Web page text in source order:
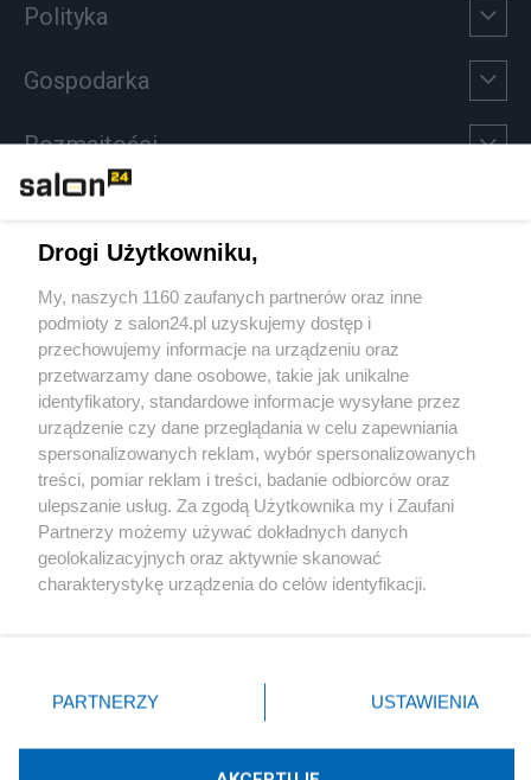
Polityka
Gospodarka
Rozmaitości
Sport
Społeczeństwo
Kultura
X Facebook Instagram Youtube
Drogi Użytkowniku,
My, naszych 1160 zaufanych partnerów oraz inne
podmioty z salon24.pl uzyskujemy dostęp i
przechowujemy informacje na urządzeniu oraz
przetwarzamy dane osobowe, takie jak unikalne
identyfikatory, standardowe informacje wysyłane przez
urządzenie czy dane przeglądania w celu zapewniania
spersonalizowanych reklam, wybór spersonalizowanych
treści, pomiar reklam i treści, badanie odbiorców oraz
ulepszanie usług. Za zgodą Użytkownika my i Zaufani
Partnerzy możemy używać dokładnych danych
geolokalizacyjnych oraz aktywnie skanować
charakterystykę urządzenia do celów identyfikacji.
zmienić/wycofać klikając przycisk ustawień prywatności
znajdujący się w lewym dolnym rogu strony
rodzaje przetwarzania danych nie wymagają zgody
użytkownika, ale masz prawo sprzeciwić się takiemu
PARTNERZY USTAWIENIA